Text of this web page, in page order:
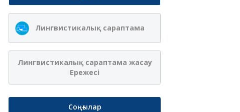
Лингвистикалық сараптама
Лингвистикалық сараптама жасау
Ережесі
Соңғылар